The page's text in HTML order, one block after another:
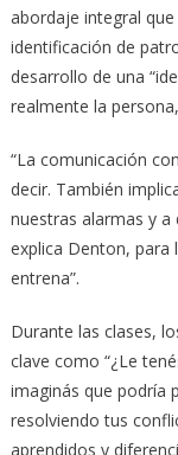
abordaje integral
identificación de
desarrollo de una
realmente la
“La comunicación
decir. También
nuestras alarmas y a
explica Denton, para
entrena”.
Durante las clases,
clave como “¿Le
imaginás que podría
resolviendo tus
aprendidos y